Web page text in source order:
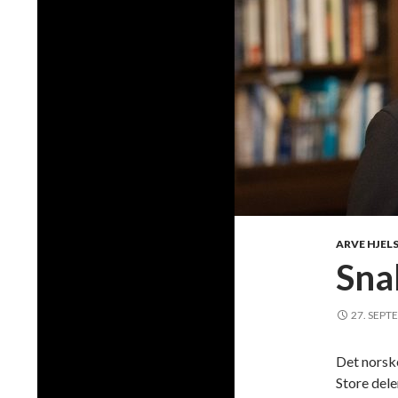
ARVE
27.
Det
Store